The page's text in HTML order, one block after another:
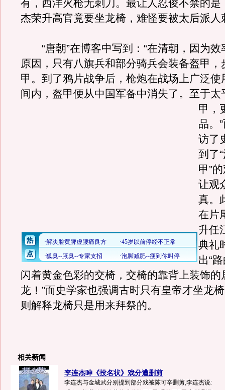
有，西洋火枪无刺刀。最让人忍俊不禁的是
杰荣升高官竟要坐龙椅，难怪要被太后派人
“唐朝”在博客中写到：“在清朝，因为效
原因，只有八旗兵和部分骑兵会装备盔甲，
甲。到了鸦片战争后，枪炮在战场上广泛使
间内，盔甲便从中国军备中消失了。 至于太
甲，
品。
访了
到了
甲”
让观
真。
在片
升任
典礼
出“
闪着黄金色彩的交椅，交椅的靠背上装饰的
龙！”而史学家也强调古时只有皇帝才坐龙
则解释龙椅只是用来拜祭的。
相关新闻
李连杰呻《投名状》戏分遭删剪
李连杰与金城武分别提到部分戏被陈可辛删剪,李连杰说: